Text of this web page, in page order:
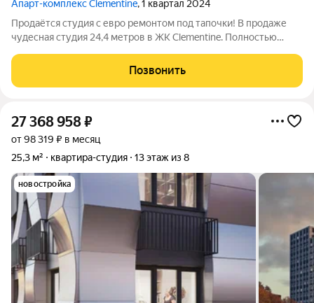
Апарт-комплекс Clementine, 1 квартал 2024
Продаётся студия с евро ремонтом под тапочки! В продаже
чудесная студия 24,4 метров в ЖК Clementine. Полностью
жить! ЖК Clementine имеет закрытую территорию и большой
двор внутри с зонами
Позвонить
27 368 958₽
от 98 319 ₽ в месяц
25,3 м²
квартира-студия 13 этаж из 8
новостройка